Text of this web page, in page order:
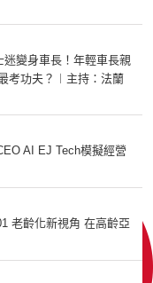
迷變身車長！年輕車長親
考功夫？︱主持：法蘭
AI EJ Tech模擬經營
老齡化新視角 在高齡亞